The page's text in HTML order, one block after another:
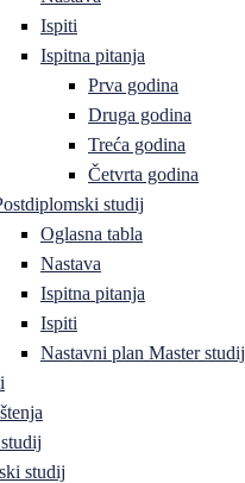
Ispiti
Ispitna pitanja
Prva godina
Druga godina
Treća godina
Četvrta godina
studij
Oglasna tabla
Nastava
Ispitna pitanja
Ispiti
Nastavni plan Master studij
studij